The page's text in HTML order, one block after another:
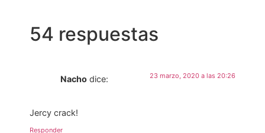
54 respuestas
Nacho dice: 23 marzo, 2020 a las 20:26
Jercy crack!
Responder